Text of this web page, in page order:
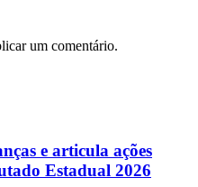
um comentário.
e articula ações
Estadual 2026